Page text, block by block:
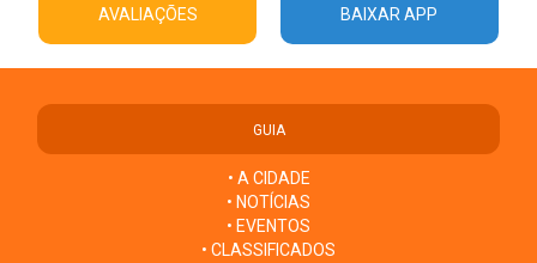
AVALIAÇÕES BAIXAR APP
GUIA
• A CIDADE
• NOTÍCIAS
• EVENTOS
• CLASSIFICADOS